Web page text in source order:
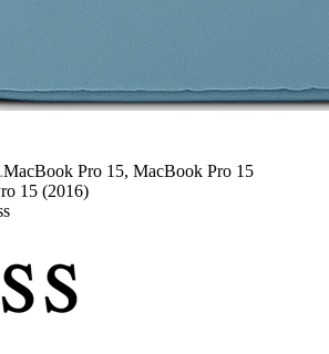
MacBook Pro 15, MacBook Pro 15
15 (2016)